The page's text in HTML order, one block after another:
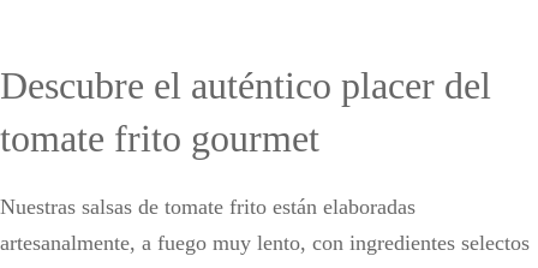
Descubre el auténtico placer del
tomate frito gourmet
Nuestras salsas de tomate frito están elaboradas
artesanalmente, a fuego muy lento, con ingredientes selectos